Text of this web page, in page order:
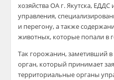
хозяйства ОА г. Якутска,
управления,
и перегону, а также
животных, которые попали в
Так горожанин, заметивший
орган, который принимает
территориальные органы